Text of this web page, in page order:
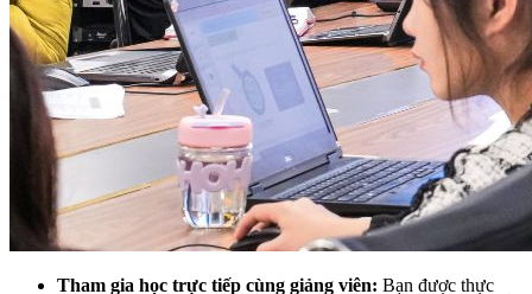
Tham gia học trực tiếp cùng giảng viên: Bạn được thực